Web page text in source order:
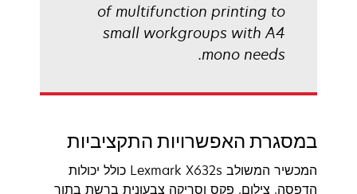
of multifunction printing to
small workgroups with A4
mono needs.
במסגרת האפשרויות התקציביות
המכשיר המשולב Lexmark X632s כולל יכולות
הדפסה, צילום, פקס וסריקה צבעונית ברשת בתוך